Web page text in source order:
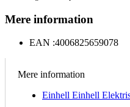
Mere information
EAN :4006825659078
Mere information
Einhell Einhell